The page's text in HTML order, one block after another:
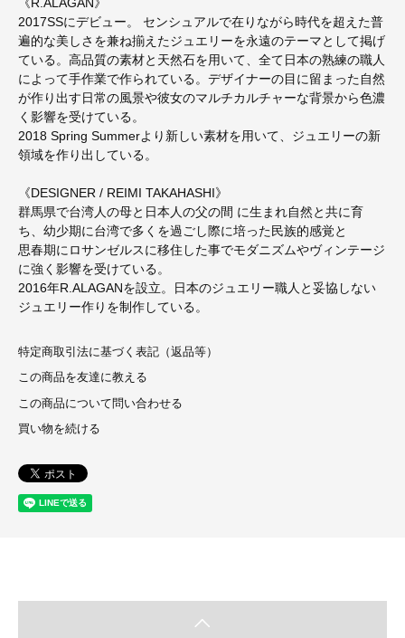
2017SSにデビュー。 センシュアルで在りながら時代を超えた普
遍的な美しさを兼ね揃えたジュエリーを永遠のテーマとして掲げ
ている。高品質の素材と天然石を用いて、全て日本の熟練の職人
によって手作業で作られている。デザイナーの目に留まった自然
が作り出す日常の風景や彼女のマルチカルチャーな背景から色濃
く影響を受けている。
2018 Spring Summerより新しい素材を用いて、ジュエリーの新
領域を作り出している。
《DESIGNER / REIMI TAKAHASHI》
群馬県で台湾人の母と日本人の父の間 に生まれ自然と共に育
ち、幼少期に台湾で多くを過ごし際に培った民族的感覚と
思春期にロサンゼルスに移住した事でモダニズムやヴィンテージ
に強く影響を受けている。
2016年R.ALAGANを設立。日本のジュエリー職人と妥協しない
ジュエリー作りを制作している。
特定商取引法に基づく表記（返品等）
この商品を友達に教える
この商品について問い合わせる
買い物を続ける